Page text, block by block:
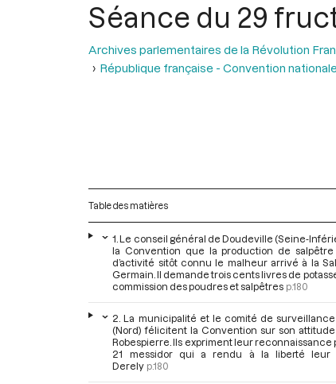
Séance du 29
Archives parlementaires de la Révolution
République française - Convention nationale
Table des matières
1. Le conseil général de Doudeville (Seine-
la Convention que la production de
d’activité sitôt connu le malheur arrivé à la
Germain. Il demande trois cents livres de
commission des poudres et salpêtres p.180
2. La municipalité et le comité de
(Nord) félicitent la Convention sur son
Robespierre. Ils expriment leur reconnaissance
21 messidor qui a rendu à la liberté leur
Derely p.180